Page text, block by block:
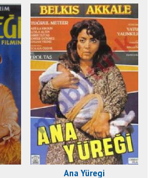
Ana Yüregi